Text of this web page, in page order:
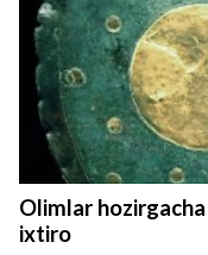
Olimlar
ixtiro